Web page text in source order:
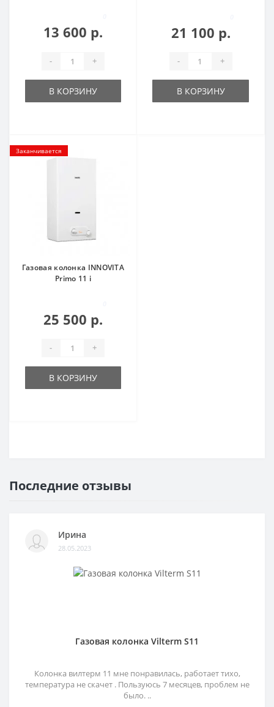
13 600 р.
- +
В КОРЗИНУ
21 100 р.
- +
В КОРЗИНУ
Заканчивается
Газовая колонка INNOVITA
Primo 11 i
25 500 р.
- +
В КОРЗИНУ
Последние отзывы
Ирина
28.05.2023
Газовая колонка Vilterm S11
Колонка вилтерм 11 мне понравилась, работает тихо,
температура не скачет . Пользуюсь 7 месяцев, проблем не
было. ..